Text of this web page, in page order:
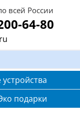
всей России
64-80
подарки